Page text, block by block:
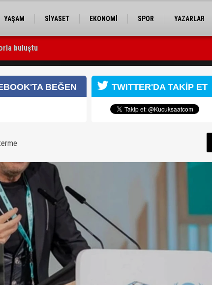
YAŞAM SİYASET EKONOMİ SPOR YAZARLAR
buluştu
BEĞEN TWITTER'DA TAKİP ET